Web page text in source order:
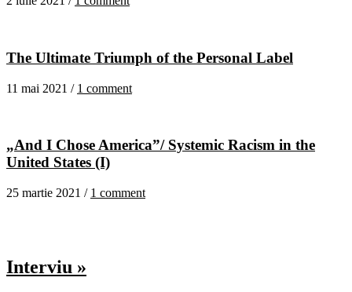
The Ultimate Triumph of the Personal Label
11 mai 2021 / 1 comment
„And I Chose America”/ Systemic Racism in the
United States (I)
25 martie 2021 / 1 comment
Interviu »